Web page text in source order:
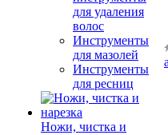
для удаления
волос
Инструменты
для мазолей
Инструменты
для ресниц
Ножи, чистка и